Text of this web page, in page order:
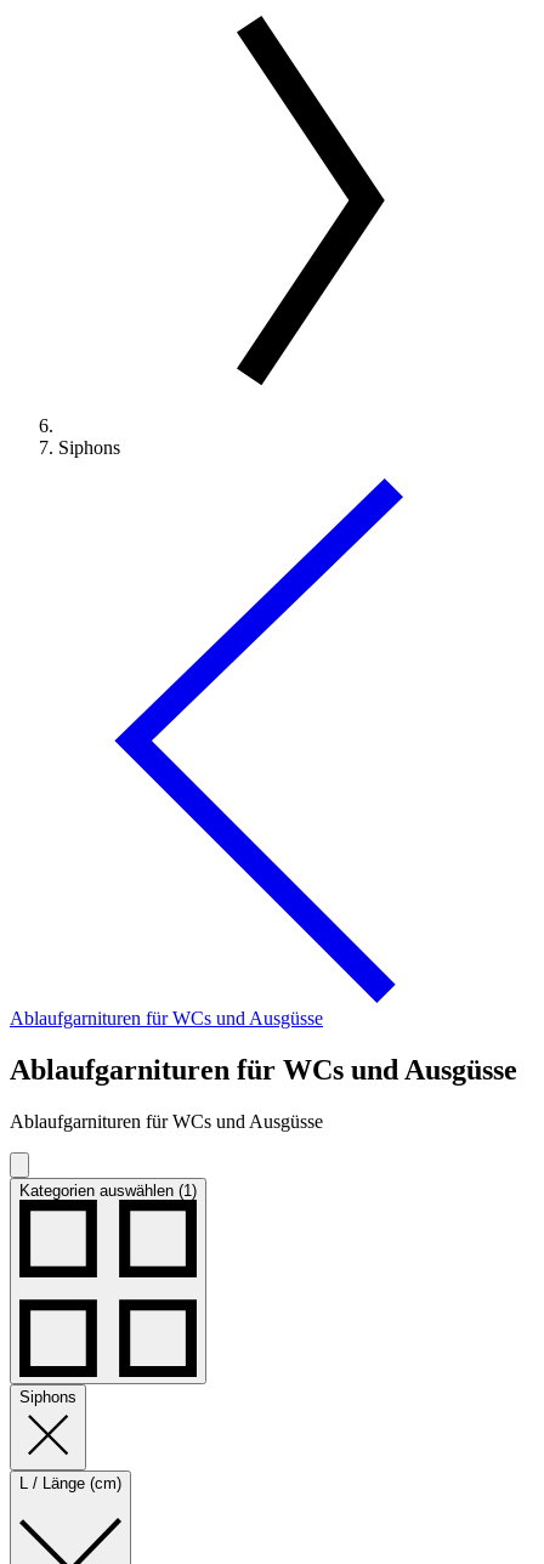
Siphons
Ablaufgarnituren für WCs und Ausgüsse
Ablaufgarnituren für WCs und Ausgüsse
Ablaufgarnituren für WCs und Ausgüsse
Kategorien auswählen (1)
Siphons
L / Länge (cm)